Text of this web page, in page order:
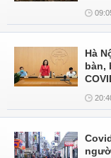
Hà
bàn,